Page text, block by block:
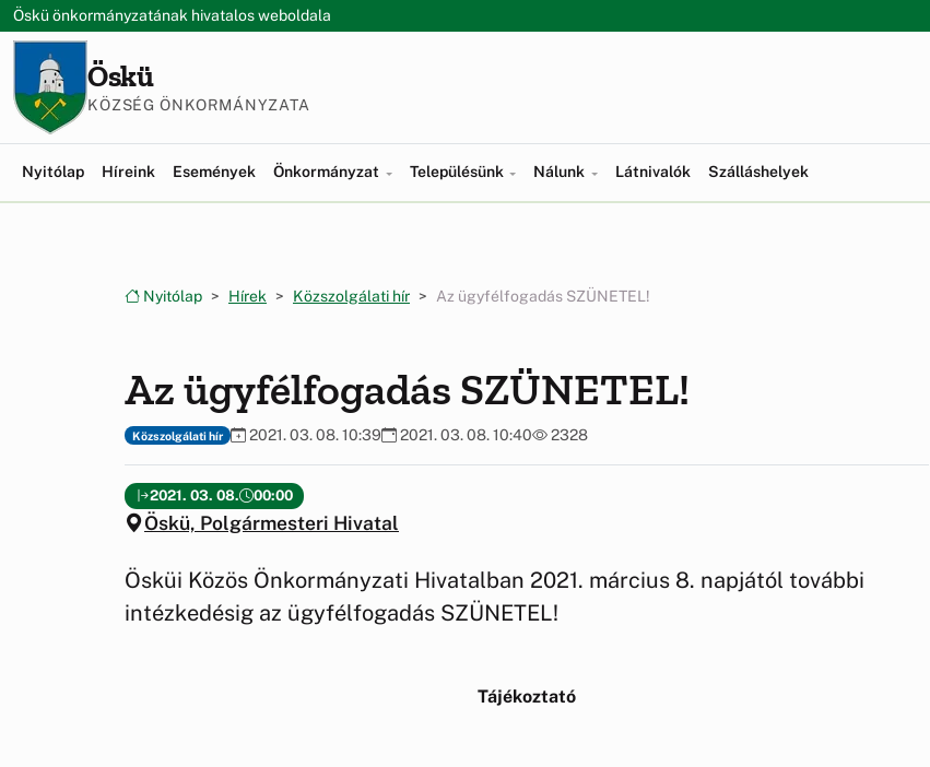
Ugrás a menüre
Ugrás a tartalomra
Öskü önkormányzatának hivatalos weboldala
Öskü
KÖZSÉG ÖNKORMÁNYZATA
Nyitólap Híreink Események Önkormányzat Településünk Nálunk Látnivalók Szálláshelyek
Nyitólap Hírek Közszolgálati hír Az ügyfélfogadás SZÜNETEL!
Az ügyfélfogadás SZÜNETEL!
Közszolgálati hír 2021. 03. 08. 10:39 2021. 03. 08. 10:40 2328
2021. 03. 08. 00:00
Öskü, Polgármesteri Hivatal
Ösküi Közös Önkormányzati Hivatalban 2021. március 8. napjától további
intézkedésig az ügyfélfogadás SZÜNETEL!
Tájékoztató